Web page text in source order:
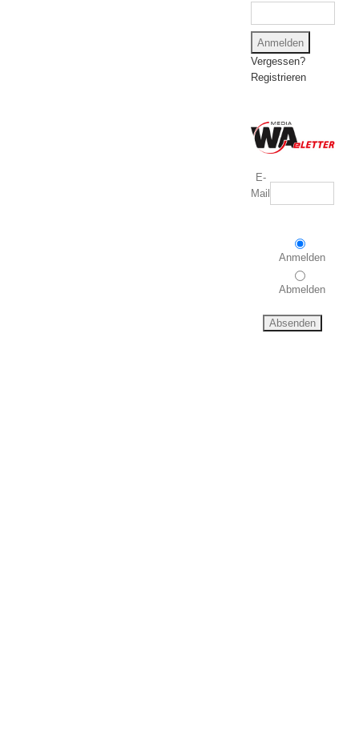
Vergessen?
Registrieren
E-
Mail
Anmelden
Abmelden